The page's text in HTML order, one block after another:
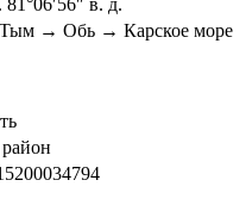
→ Обь → Карское море